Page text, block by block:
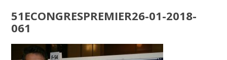
51ECONGRESPREMIER26-01-2018-
061